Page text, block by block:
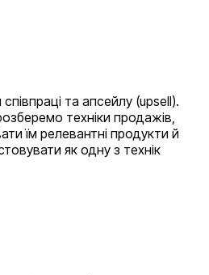
та апсейлу (upsell).
техніки продажів,
їм релевантні продукти й
як одну з технік